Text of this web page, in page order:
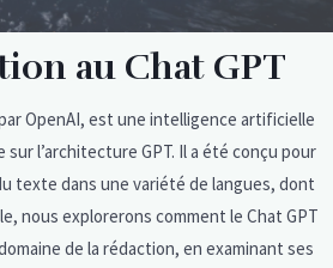
au Chat GPT
OpenAI, est une intelligence artificielle
l’architecture GPT. Il a été conçu pour
texte dans une variété de langues, dont
nous explorerons comment le Chat GPT
de la rédaction, en examinant ses